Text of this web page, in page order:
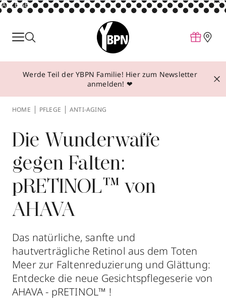
ANZEIGE
Parfum
Make-up
Behandlungen
Über YBPN
Aktionen
Storefinder
Werde Teil der YBPN Familie! Hier zum Newsletter
anmelden! ❤
HOME PFLEGE ANTI-AGING
Die Wunderwaffe
gegen Falten:
pRETINOL™ von
AHAVA
Das natürliche, sanfte und
hautverträgliche Retinol aus dem Toten
Meer zur Faltenreduzierung und Glättung:
Entdecke die neue Gesichtspflegeserie von
AHAVA - pRETINOL™ !